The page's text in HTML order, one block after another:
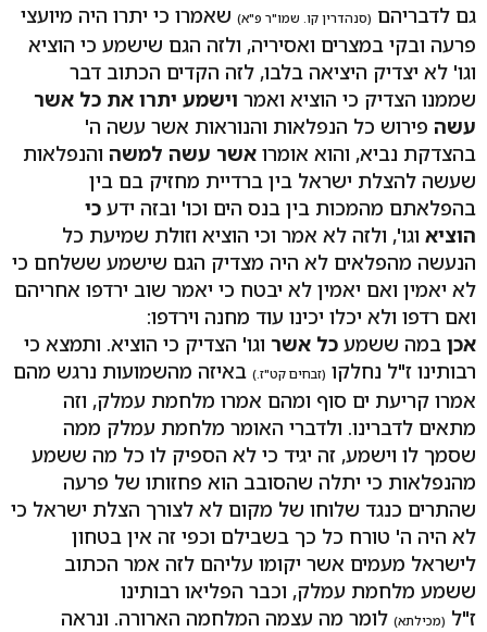
גם לדבריהם (סנהדרין קו. שמו"ר פ"א) שאמרו כי יתרו היה מיועצי
פרעה ובקי במצרים ואסיריה, ולזה הגם שישמע כי הוציא
וגו' לא יצדיק היציאה בלבו, לזה הקדים הכתוב דבר
שממנו הצדיק כי הוציא ואמר וישמע יתרו את כל אשר
עשה פירוש כל הנפלאות והנוראות אשר עשה ה'
בהצדקת נביא, והוא אומרו אשר עשה למשה והנפלאות
שעשה להצלת ישראל בין ברדיית מחזיק בם בין
בהפלאתם מהמכות בין בנס הים וכו' ובזה ידע כי
הוציא וגו', ולזה לא אמר וכי הוציא וזולת שמיעת כל
הנעשה מהפלאים לא היה מצדיק הגם שישמע ששלחם כי
לא יאמין ואם יאמין לא יבטח כי יאמר שוב ירדפו אחריהם
ואם רדפו ולא יכלו יכינו עוד מחנה וירדפו:
אכן במה ששמע כל אשר וגו' הצדיק כי הוציא. ותמצא כי
רבותינו ז"ל נחלקו (זבחים קט"ז.) באיזה מהשמועות נרגש מהם
אמרו קריעת ים סוף ומהם אמרו מלחמת עמלק, וזה
מתאים לדברינו. ולדברי האומר מלחמת עמלק ממה
שסמך לו וישמע, זה יגיד כי לא הספיק לו כל מה ששמע
מהנפלאות כי יתלה שהסובב הוא פחזותו של פרעה
שהתרים כנגד שלוחו של מקום לא לצורך הצלת ישראל כי
לא היה ה' טורח כל כך בשבילם וכפי זה אין בטחון
לישראל מעמים אשר יקומו עליהם לזה אמר הכתוב
ששמע מלחמת עמלק, וכבר הפליאו רבותינו
ז"ל (מכילתא) לומר מה עצמה המלחמה הארורה. ונראה